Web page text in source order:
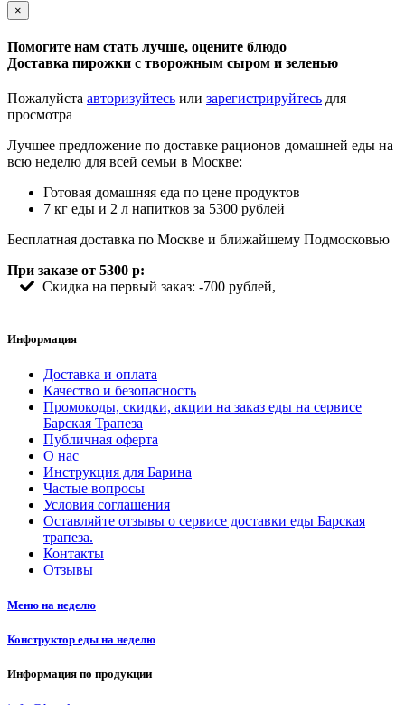
×
Помогите нам стать лучше, оцените блюдо
Доставка пирожки с творожным сыром и зеленью
Пожалуйста авторизуйтесь или зарегистрируйтесь для
просмотра
Лучшее предложение по доставке рационов домашней еды на
всю неделю для всей семьи в Москве:
Готовая домашняя еда по цене продуктов
7 кг еды и 2 л напитков за 5300 рублей
Бесплатная доставка по Москве и ближайшему Подмосковью
При заказе от 5300 р:
Скидка на первый заказ: -700 рублей,
Информация
Доставка и оплата
Качество и безопасность
Промокоды, скидки, акции на заказ еды на сервисе
Барская Трапеза
Публичная оферта
О нас
Инструкция для Барина
Частые вопросы
Условия соглашения
Оставляйте отзывы о сервисе доставки еды Барская
трапеза.
Контакты
Отзывы
Меню на неделю
Конструктор еды на неделю
Информация по продукции